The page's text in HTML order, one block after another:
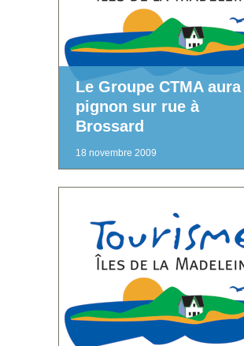
Le Groupe CTMA aura
pignon sur rue à
Brossard
18 novembre 2009